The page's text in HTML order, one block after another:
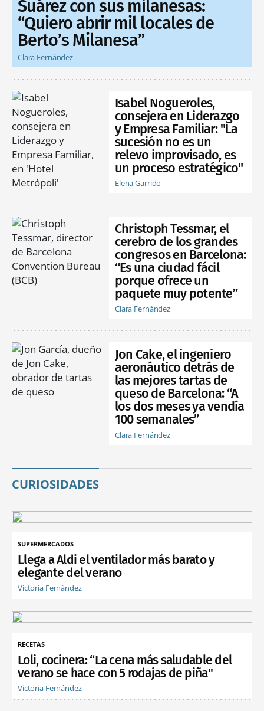
Suárez con sus milanesas:
“Quiero abrir mil locales de
Berto’s Milanesa”
Clara Fernández
Isabel Nogueroles,
consejera en Liderazgo
y Empresa Familiar: "La
sucesión no es un
relevo improvisado, es
un proceso estratégico"
Elena Garrido
Christoph Tessmar, el
cerebro de los grandes
congresos en Barcelona:
“Es una ciudad fácil
porque ofrece un
paquete muy potente”
Clara Fernández
Jon Cake, el ingeniero
aeronáutico detrás de
las mejores tartas de
queso de Barcelona: “A
los dos meses ya vendía
100 semanales”
Clara Fernández
CURIOSIDADES
SUPERMERCADOS
Llega a Aldi el ventilador más barato y
elegante del verano
Victoria Fernández
RECETAS
Loli, cocinera: “La cena más saludable del
verano se hace con 5 rodajas de piña"
Victoria Fernández